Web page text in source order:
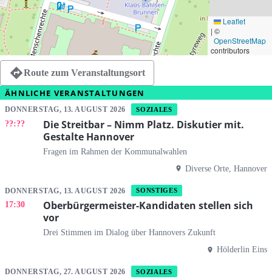
Leaflet
| ©
OpenStreetMap
contributors
Route zum Veranstaltungsort
ÄHNLICHE VERANSTALTUNGEN
DONNERSTAG, 13. AUGUST 2026 SOZIALES
??:??
Die Streitbar – Nimm Platz. Diskutier mit.
Gestalte Hannover
Fragen im Rahmen der Kommunalwahlen
Diverse Orte, Hannover
DONNERSTAG, 13. AUGUST 2026 SONSTIGES
17:30
Oberbürgermeister-Kandidaten stellen sich
vor
Drei Stimmen im Dialog über Hannovers Zukunft
Hölderlin Eins
DONNERSTAG, 27. AUGUST 2026 SOZIALES